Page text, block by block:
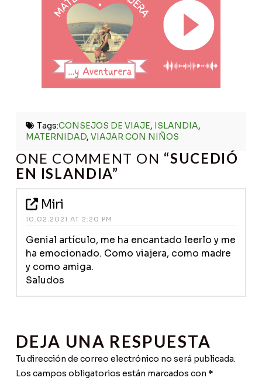
Tags:CONSEJOS DE VIAJE, ISLANDIA,
MATERNIDAD,VIAJAR CON NIÑOS
ONE COMMENT ON “SUCEDIÓ
EN ISLANDIA”
Miri
10.02.2021 AT 2:20 PM
Genial artículo, me ha encantado leerlo y me
ha emocionado. Como viajera, como madre
y como amiga.
Saludos
DEJA UNA RESPUESTA
Tu dirección de correo electrónico no será publicada.
Los campos obligatorios están marcados con *